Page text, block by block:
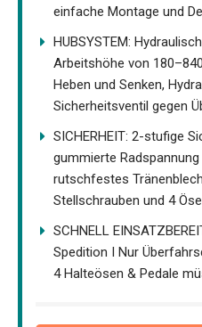
einfache Montage und
HUBSYSTEM:
Arbeitshöhe von
Heben und Senken,
Sicherheitsventil gegen
SICHERHEIT: 2-stufige
gummierte
rutschfestes
Stellschrauben und 4
SCHNELL
Spedition I Nur
4 Halteösen & Pedale